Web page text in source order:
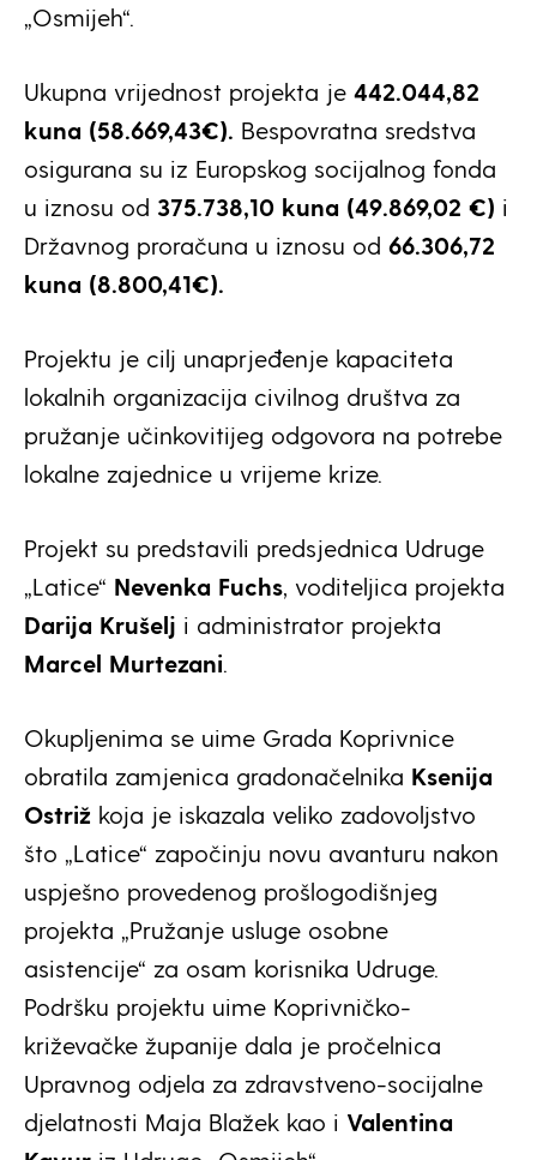
„Osmijeh“.
Ukupna vrijednost projekta je 442.044,82
kuna (58.669,43€). Bespovratna sredstva
osigurana su iz Europskog socijalnog fonda
u iznosu od 375.738,10 kuna (49.869,02 €) i
Državnog proračuna u iznosu od 66.306,72
kuna (8.800,41€).
Projektu je cilj unaprjeđenje kapaciteta
lokalnih organizacija civilnog društva za
pružanje učinkovitijeg odgovora na potrebe
lokalne zajednice u vrijeme krize.
Projekt su predstavili predsjednica Udruge
„Latice“ Nevenka Fuchs , voditeljica projekta
Darija Krušelj i administrator projekta
Marcel Murtezani
Okupljenima se uime Grada Koprivnice
obratila zamjenica gradonačelnika Ksenija
Ostriž koja je iskazala veliko zadovoljstvo
što „Latice“ započinju novu avanturu nakon
uspješno provedenog prošlogodišnjeg
projekta „Pružanje usluge osobne
asistencije“ za osam korisnika Udruge.
Podršku projektu uime Koprivničko-
križevačke županije dala je pročelnica
Upravnog odjela za zdravstveno-socijalne
djelatnosti Maja Blažek kao i Valentina